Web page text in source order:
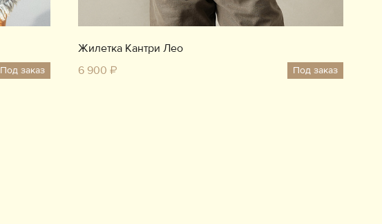
Под заказ
Жилетка Кантри Лео
6 900 ₽
Под заказ